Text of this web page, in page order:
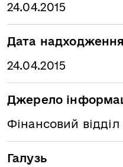
24.04.2015
Дата надходження
24.04.2015
Джерело
Фінансовий відділ
Галузь